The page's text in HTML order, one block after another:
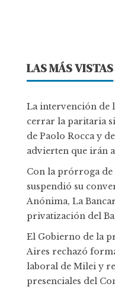
LAS MÁS VISTAS
La intervención de
cerrar la paritaria
de Paolo Rocca y
advierten que irán
Con la prórroga de
suspendió su
Anónima, La
privatización del
El Gobierno de la
Aires rechazó
laboral de Milei y
presenciales del